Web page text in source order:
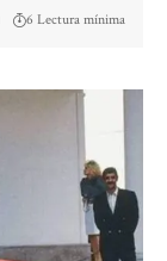
6 Lectura mínima